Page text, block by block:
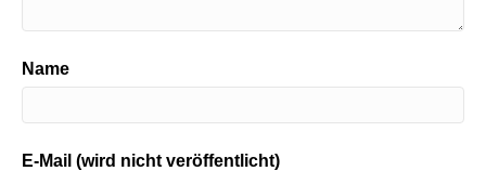
Name
E-Mail (wird nicht veröffentlicht)